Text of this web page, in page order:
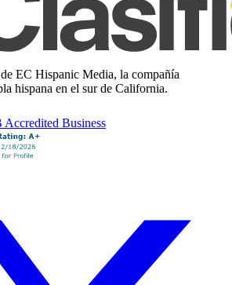
EC Hispanic Media, la compañía
hispana en el sur de California.
Business